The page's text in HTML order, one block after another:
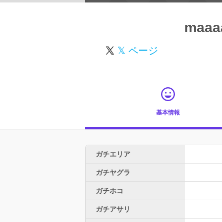
𝕏 ページ
基本情報
ガチエリア
ガチヤグラ
ガチホコ
ガチアサリ